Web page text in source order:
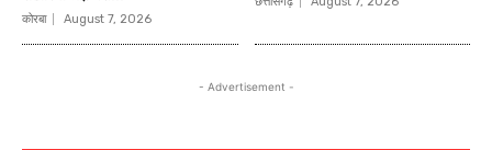
कोरबा August 7, 2026
- Advertisement -